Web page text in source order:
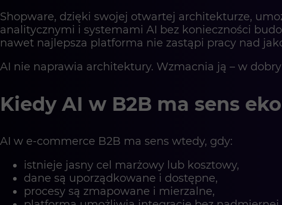
Shopware, dzięki swojej otwartej architekturze,
analitycznymi i systemami AI bez konieczności
nawet najlepsza platforma nie zastąpi pracy nad
AI nie naprawia architektury. Wzmacnia ją – w
Kiedy AI w B2B ma sens
AI w e-commerce B2B ma sens wtedy, gdy:
istnieje jasny cel marżowy lub kosztowy,
dane są uporządkowane i dostępne,
procesy są zmapowane i mierzalne,